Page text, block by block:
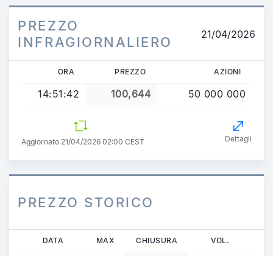
PREZZO
INFRAGIORNALIERO
21/04/2026
ORA PREZZO AZIONI
14:51:42 100,644 50 000 000
Aggiornato 21/04/2026 02:00 CEST Dettagli
PREZZO STORICO
SaltaDATA MAX CHIUSURA VOL.